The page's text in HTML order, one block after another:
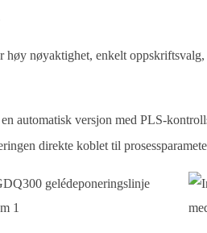
nøyaktighet, enkelt oppskriftsvalg,
automatisk versjon med PLS-
direkte koblet til